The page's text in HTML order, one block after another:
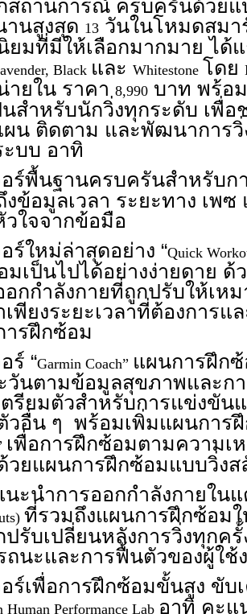
สถานการณ์ ครบครันด้วยแ
านสูงสุด 13 วันในโหมดสมา
ยมที่มีให้เลือกมากมาย ได้
Black และ Whitestone โดย
ายใน ราคา 8,990 บาท พร้อ
นสำหรับนักวิ่งทุกระดับ เพื่อ
ผน ติดตาม และพัฒนาการวิ่
ะบบ อาทิ
ร์พื้นฐานครบครันสำหรับก
งข้อมูลเวลา ระยะทาง เพ
วใจจากข้อมือ
ร์ใหม่ล่าสุดอย่าง “Quick
มเป็นไปได้อย่างง่ายดาย ด้
อกกำลังกายที่ถูกปรับให้เห
เพียงระยะเวลาที่ต้องการ
ารฝึกซ้อม
ร์ “Garmin Coach” แผนการฝึก
วันตามข้อมูลสุขภาพและก
ตรียมตัวสำหรับการแข่งขัน
วอื่น ๆ พร้อมเพิ่มแผนการฝึ
เพื่อการฝึกซ้อมตามความเ
วยแผนการฝึกซ้อมแบบวิ่งส
นะนำการออกกำลังกายใน
ที่รวมถึงแผนการฝึกซ้อม
ปรับเปลี่ยนหลังการวิ่งทุกค
ถนะและการฟื้นตัวของผู้ใช้
อร์เพื่อการฝึกซ้อมขั้นสูง ขั
Human Performance Lab อาทิ คะแ